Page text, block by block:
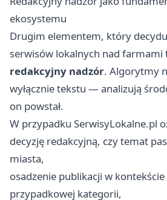
ekosystemu
Drugim elementem, który
serwisów lokalnych nad farmami
redakcyjny nadzór. Algorytmy
wyłącznie tekstu — analizują
on powstał.
W przypadku SerwisyLokalne.pl
decyzję redakcyjną, czy temat
miasta,
osadzenie publikacji w
przypadkowej kategorii,